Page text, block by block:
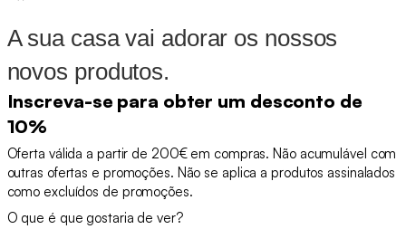
A sua casa vai adorar os nossos
novos produtos.
Inscreva-se para obter um desconto de
10%
Oferta válida a partir de 200€ em compras. Não acumulável com
outras ofertas e promoções. Não se aplica a produtos assinalados
como excluídos de promoções.
O que é que gostaria de ver?